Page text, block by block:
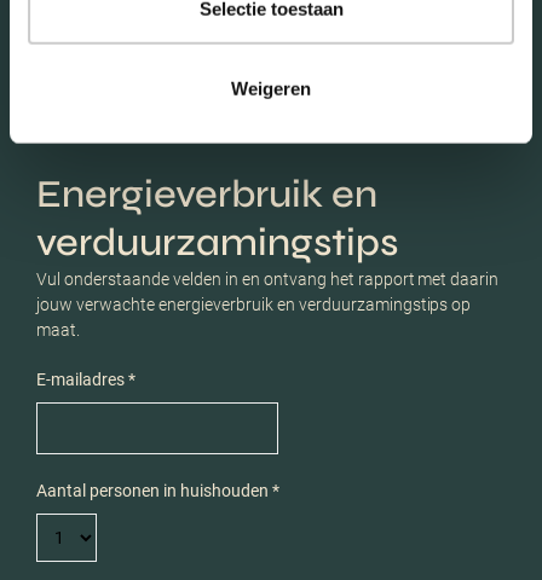
Selectie toestaan
Weigeren
Energieverbruik en
verduurzamingstips
Vul onderstaande velden in en ontvang het rapport met daarin
jouw verwachte energieverbruik en verduurzamingstips op
maat.
E-mailadres *
Aantal personen in huishouden *